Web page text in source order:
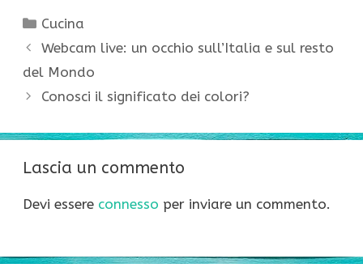
Categorie
Cucina
Webcam live: un occhio sull’Italia e sul resto
del Mondo
Conosci il significato dei colori?
Lascia un commento
Devi essere connesso per inviare un commento.